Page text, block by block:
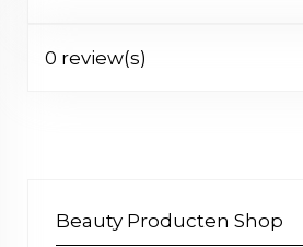
0 review(s)
Beauty Producten Shop